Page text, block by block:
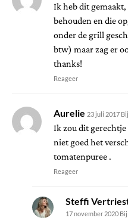
Ik heb dit
behouden en die
onder de grill
btw) maar zag er
thanks!
Reageer
Aurelie 23 juli 2017
Ik zou dit gerechtje
niet goed het
tomatenpuree .
Reageer
Steffi
17 november 2020